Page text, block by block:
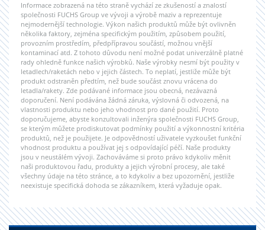
Informace zobrazená na této straně vychází ze zkušeností a znalostí
společnosti FUCHS Group ve vývoji a výrobě maziv a reprezentuje
nejmodernější technologie. Výkon našich produktů může být ovlivněn
několika faktory, zejména specifickým použitím, způsobem použití,
provozním prostředím, předpřípravou součástí, možnou vnější
kontaminací atd. Z tohoto důvodu není možné podat univerzálně platné
rady ohledně funkce našich výrobků. Naše výrobky nesmí být použity v
letadlech/raketách nebo v jejich částech. To neplatí, jestliže může být
produkt odstraněn předtím, než bude součást znovu vrácena do
letadla/rakety. Zde podávané informace jsou obecná, nezávazná
doporučení. Není podávána žádná záruka, výslovná či odvozená, na
vlastnosti produktu nebo jeho vhodnost pro dané použití. Proto
doporučujeme, abyste konzultovali inženýra společnosti FUCHS Group,
se kterým můžete prodiskutovat podmínky použití a výkonnostní kritéria
produktů, než je použijete. Je odpovědností uživatele vyzkoušet funkční
vhodnost produktu a používat jej s odpovídající péčí. Naše produkty
jsou v neustálém vývoji. Zachováváme si proto právo kdykoliv měnit
naši produktovou řadu, produkty a jejich výrobní procesy, ale také
všechny údaje na této stránce, a to kdykoliv a bez upozornění, jestliže
neexistuje specifická dohoda se zákazníkem, která vyžaduje opak.